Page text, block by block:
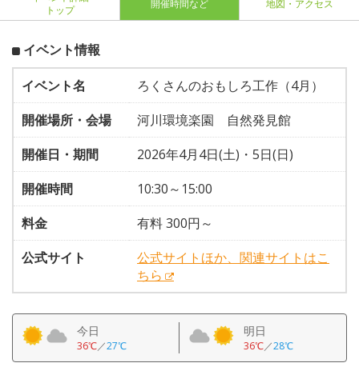
トップ
開催時間など 地図・アクセス
イベント情報
イベント名
ろくさんのおもしろ工作（4月）
開催場所・会場
河川環境楽園 自然発見館
開催日・期間
2026年4月4日(土)・5日(日)
開催時間
10:30～15:00
料金
有料 300円～
公式サイト
公式サイトほか、関連サイトはこ
ちら
今日
36℃／27℃
明日
36℃／28℃